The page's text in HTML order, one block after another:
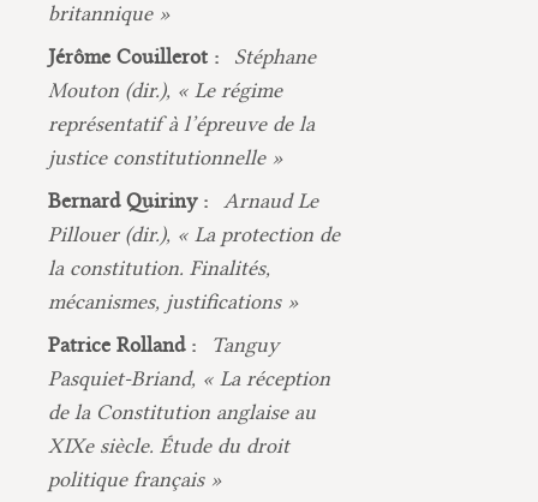
britannique »
Jérôme Couillerot :
Stéphane
Mouton (dir.), « Le régime
représentatif à l’épreuve de la
justice constitutionnelle »
Bernard Quiriny :
Arnaud Le
Pillouer (dir.), « La protection de
la constitution. Finalités,
mécanismes, justifications »
Patrice Rolland :
Tanguy
Pasquiet-Briand, « La réception
de la Constitution anglaise au
XIXe siècle. Étude du droit
politique français »